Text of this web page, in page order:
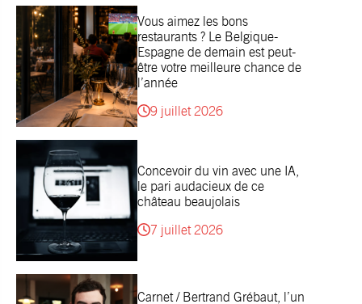
Vous aimez les bons
restaurants ? Le Belgique-
Espagne de demain est peut-
être votre meilleure chance de
l’année
9 juillet 2026
Concevoir du vin avec une IA,
le pari audacieux de ce
château beaujolais
7 juillet 2026
Carnet / Bertrand Grébaut, l’un